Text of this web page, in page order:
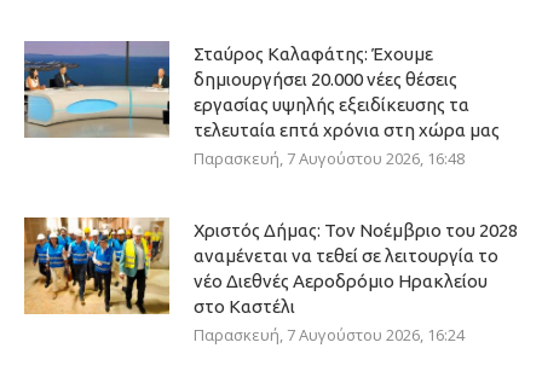
Σταύρος Καλαφάτης: Έχουμε
δημιουργήσει 20.000 νέες θέσεις
εργασίας υψηλής εξειδίκευσης τα
τελευταία επτά χρόνια στη χώρα μας
Παρασκευή, 7 Αυγούστου 2026, 16:48
Χριστός Δήμας: Τον Νοέμβριο του 2028
αναμένεται να τεθεί σε λειτουργία το
νέο Διεθνές Αεροδρόμιο Ηρακλείου
στο Καστέλι
Παρασκευή, 7 Αυγούστου 2026, 16:24